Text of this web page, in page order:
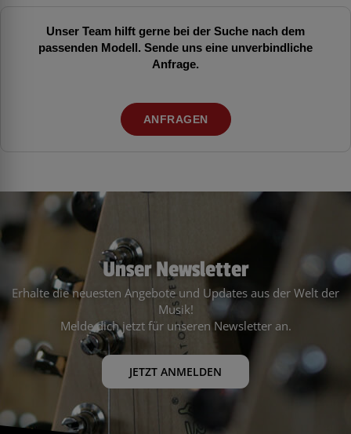
Unser Team hilft gerne bei der Suche nach dem
passenden Modell. Sende uns eine unverbindliche
Anfrage.
ANFRAGEN
Unser Newsletter
Erhalte die neuesten Angebote und Updates aus der Welt der
Musik!
Melde dich jetzt für unseren Newsletter an.
JETZT ANMELDEN